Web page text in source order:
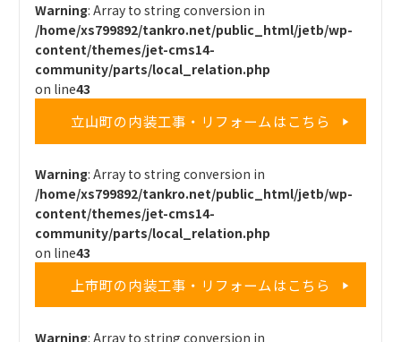
Warning: Array to string conversion in
/home/xs799892/tankro.net/public_html/jetb/wp-
content/themes/jet-cms14-
community/parts/local_relation.php
on line43
立山町の内装工事・リフォームはこちら
Warning: Array to string conversion in
/home/xs799892/tankro.net/public_html/jetb/wp-
content/themes/jet-cms14-
community/parts/local_relation.php
on line43
上市町の内装工事・リフォームはこちら
Warning: Array to string conversion in